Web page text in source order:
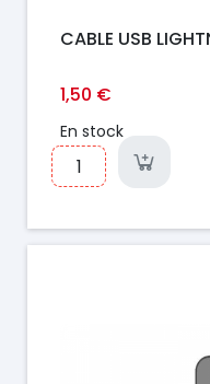
CABLE USB
1,50 €
En stock